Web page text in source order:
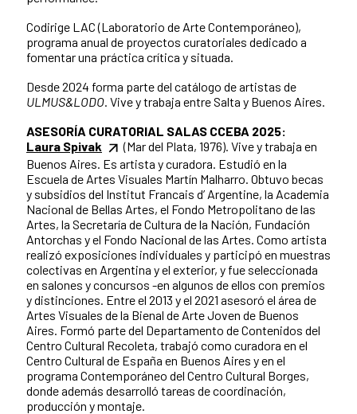
Codirige LAC (Laboratorio de Arte Contemporáneo),
programa anual de proyectos curatoriales dedicado a
fomentar una práctica crítica y situada.
Desde 2024 forma parte del catálogo de artistas de
ULMUS&LODO . Vive y trabaja entre Salta y Buenos Aires.
ASESORÍA CURATORIAL SALAS CCEBA 2025:
Laura Spivak
(Mar del Plata, 1976). Vive y trabaja en
Buenos Aires. Es artista y curadora. Estudió en la
Escuela de Artes Visuales Martín Malharro. Obtuvo becas
y subsidios del Institut Francais d’ Argentine, la Academia
Nacional de Bellas Artes, el Fondo Metropolitano de las
Artes, la Secretaría de Cultura de la Nación, Fundación
Antorchas y el Fondo Nacional de las Artes. Como artista
realizó exposiciones individuales y participó en muestras
colectivas en Argentina y el exterior, y fue seleccionada
en salones y concursos -en algunos de ellos con premios
y distinciones. Entre el 2013 y el 2021 asesoró el área de
Artes Visuales de la Bienal de Arte Joven de Buenos
Aires. Formó parte del Departamento de Contenidos del
Centro Cultural Recoleta, trabajó como curadora en el
Centro Cultural de España en Buenos Aires y en el
programa Contemporáneo del Centro Cultural Borges,
donde además desarrolló tareas de coordinación,
producción y montaje.